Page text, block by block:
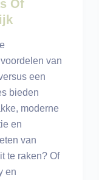
Of
van
een
bieden
moderne
en
van
te raken? Of
en